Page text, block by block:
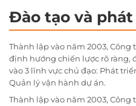
Đào tạo và
Thành lập vào năm 2003,
định hướng chiến lược rõ ràng,
vào 3 lĩnh vực chủ đạo: Phát
Quản lý vận hành dự án.
Thành lập vào năm 2003,